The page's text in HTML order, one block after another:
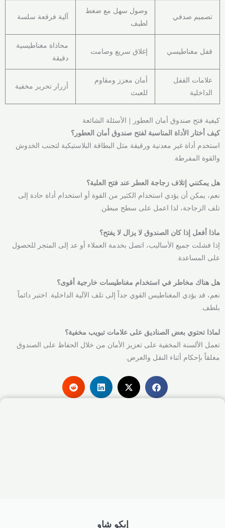
تصميم صدفي
وصول سهل مع ضغط
لطيف
آلية فرقعة سلسة
قفل مغناطيسي إغلاق سريع وصامت
محاذاة مغناطيسية
دقيقة
علامات القفل
الداخلية
أمان معزز ومقاوم
للعبث
أزرار تحرير مخفية
كيفية فتح صندوق أمان العطور | الأسئلة الشائعة
كيف أختار الأداة المناسبة لفتح صندوق أمان العطور؟
استخدم أداة غير معدنية ورقيقة مثل البطاقة البلاستيكية لتجنب الخدوش
والقوة المفرطة.
هل يمكنني إتلاف زجاجة العطر عند فتح العلبة؟
نعم، يمكن أن يؤدي استخدام الكثير من القوة أو استخدام أداة حادة إلى
تلف الزجاجة، لذا اعمل على سطح مبطن.
ماذا أفعل إذا كان الصندوق لا يزال لا يفتح؟
إذا فشلت جميع الأساليب، اتصل بخدمة العملاء أو عد إلى المتجر للحصول
على المساعدة.
هل هناك مخاطر في استخدام مغناطيسات خارجية أقوى؟
نعم، قد يؤدي المغناطيس القوي جداً إلى تلف الآلية الداخلية. اختبر دائماً
بلطف.
لماذا تحتوي بعض الصناديق على علامات تبويب مخفية؟
تعمل الألسنة المخفية على تعزيز الأمان من خلال الحفاظ على الصندوق
مغلقاً بإحكام أثناء النقل والعرض.
إيكو شاو